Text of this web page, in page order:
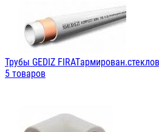
Трубы GEDIZ
5 товаров